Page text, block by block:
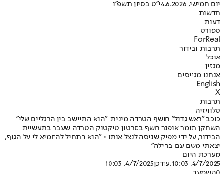
יום חמישי, 4.6.2026
י"ט בסיון תשפ"ו
חדשות
דעות
ספורט
ForReal
תרבות ובידור
אוכל
מגזין
אנחנו מגייסים
English
X
תרבות
טלוויזיה
כוכב "ראש גדול" חושף הטרדה מינית: "הוא התיישב בין הרגליים שלי"
השחקן תומר אופנר חשף בסרטון טיקטוק הטרדה שעבר בתעשיית
הבידור, על ידי מפיק שניסה לנצל אותו • "הוא התחיל להחמיא לי על הגוף,
יצאתי משם עם בחילה"
מערכת היום
4/7/2025, 10:03
,עודכן4/7/2025, 10:03